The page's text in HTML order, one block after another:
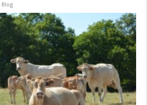
la collecte laitière
Blog